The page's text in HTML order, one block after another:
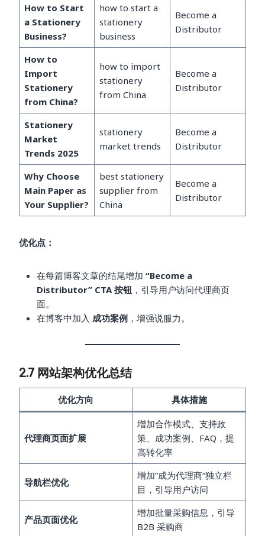
How to Start
a Stationery
Business?
how to start a
stationery
business
Become a
Distributor
How to
Import
Stationery
from China?
how to import
stationery
from China
Become a
Distributor
Stationery
Market
Trends 2025
stationery
market trends
Become a
Distributor
Why Choose
Main Paper as
Your Supplier?
best stationery
supplier from
China
Become a
Distributor
优化点：
在每篇博客文章的结尾增加 “Become a
Distributor” CTA 按钮 ，引导用户访问代理商页
面。
在博客中加入 成功案例 ，增强说服力。
2.7 网站架构优化总结
优化方向 具体措施
代理商页面扩展
增加合作模式、支持政
策、成功案例、FAQ，提
高转化率
导航栏优化
增加“成为代理商”独立栏
目，引导用户访问
产品页面优化
增加批量采购信息，引导
B2B 采购商